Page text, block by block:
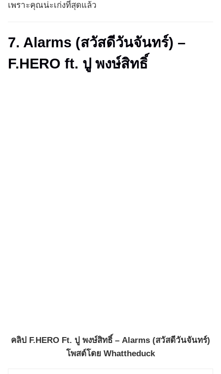
เพราะคุณน่ะเก่งที่สุดแล้ว
7. Alarms (สวัสดีวันจันทร์) –
F.HERO ft. ปู พงษ์สิทธิ์
คลิป F.HERO Ft. ปู พงษ์สิทธิ์ – Alarms (สวัสดีวันจันทร์)
โพสต์โดย Whattheduck